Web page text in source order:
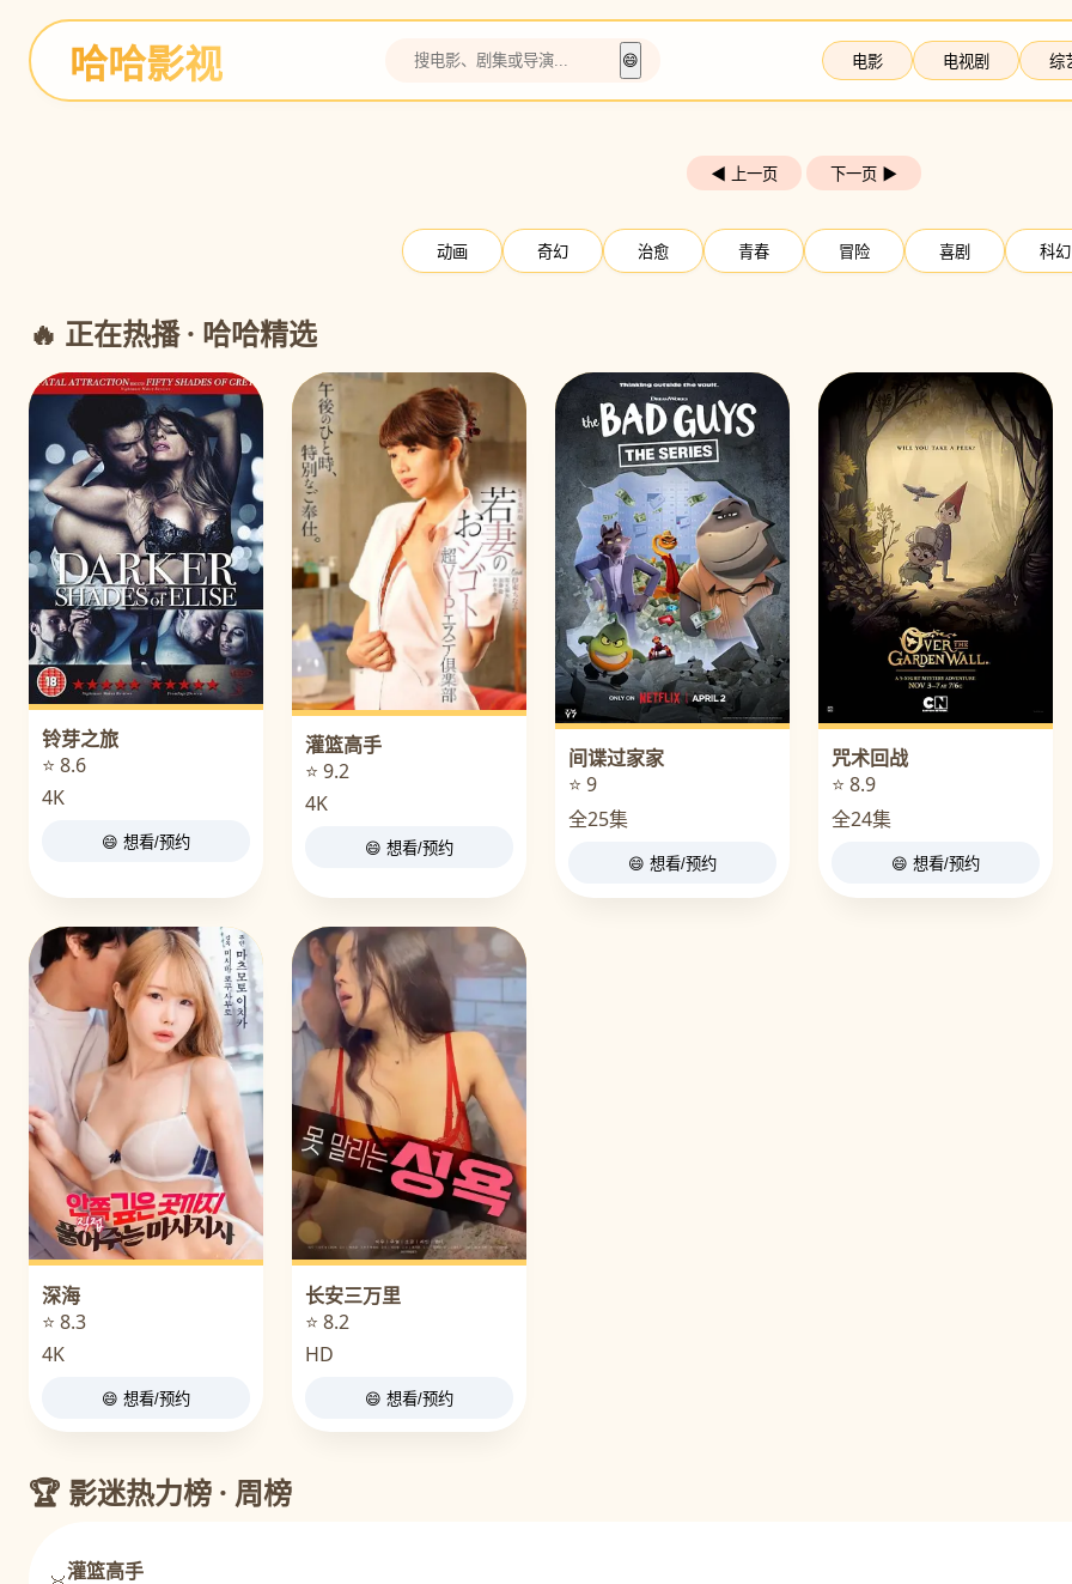
哈哈影视 😄 电影 电视剧 综
灌篮高手
全国大赛 热血决战
◀ 上一页 下一页 ▶
动画 奇幻 治愈 青春 冒险 喜剧 科幻
🔥 正在热播 · 哈哈精选
铃芽之旅
⭐ 8.6
4K
😄 想看/预约
灌篮高手
⭐ 9.2
4K
😄 想看/预约
间谍过家家
⭐ 9
全25集
😄 想看/预约
咒术回战
⭐ 8.9
全24集
😄 想看/预约
深海
⭐ 8.3
4K
😄 想看/预约
长安三万里
⭐ 8.2
HD
😄 想看/预约
🏆 影迷热力榜 · 周榜
灌篮高手